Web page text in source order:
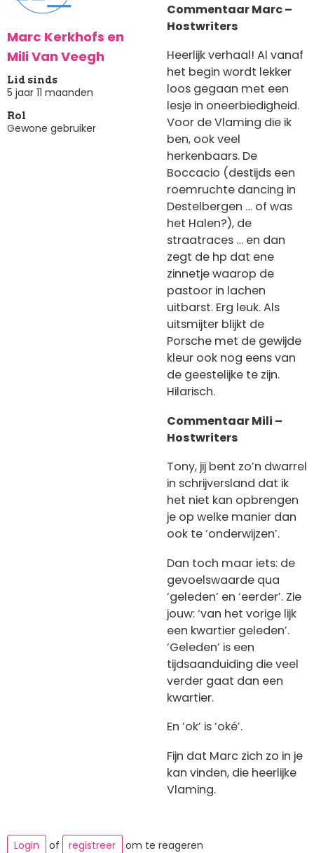
Marc Kerkhofs en
Mili Van Veegh
Lid sinds
5 jaar 11 maanden
Rol
Gewone gebruiker
Commentaar Marc –
Hostwriters
Heerlijk verhaal! Al vanaf
het begin wordt lekker
loos gegaan met een
lesje in oneerbiedigheid.
Voor de Vlaming die ik
ben, ook veel
herkenbaars. De
Boccacio (destijds een
roemruchte dancing in
Destelbergen … of was
het Halen?), de
straatraces … en dan
zegt de hp dat ene
zinnetje waarop de
pastoor in lachen
uitbarst. Erg leuk. Als
uitsmijter blijkt de
Porsche met de gewijde
kleur ook nog eens van
de geestelijke te zijn.
Hilarisch.
Commentaar Mili –
Hostwriters
Tony, jij bent zo’n dwarrel
in schrijversland dat ik
het niet kan opbrengen
je op welke manier dan
ook te ‘onderwijzen’.
Dan toch maar iets: de
gevoelswaarde qua
‘geleden’ en ‘eerder’. Zie
jouw: ‘van het vorige lijk
een kwartier geleden’.
‘Geleden’ is een
tijdsaanduiding die veel
verder gaat dan een
kwartier.
En ‘ok’ is ‘oké’.
Fijn dat Marc zich zo in je
kan vinden, die heerlijke
Vlaming.
Login of registreer om te reageren